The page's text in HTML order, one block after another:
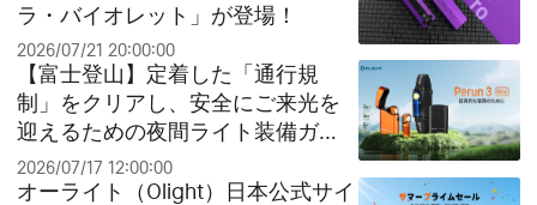
ラ・バイオレット」が登場！
2026/07/21 20:00:00
【富士登山】定着した「通行規
制」をクリアし、安全にご来光を
迎えるための夜間ライト装備ガイ
ド
2026/07/17 12:00:00
オーライト（Olight）日本公式サイ